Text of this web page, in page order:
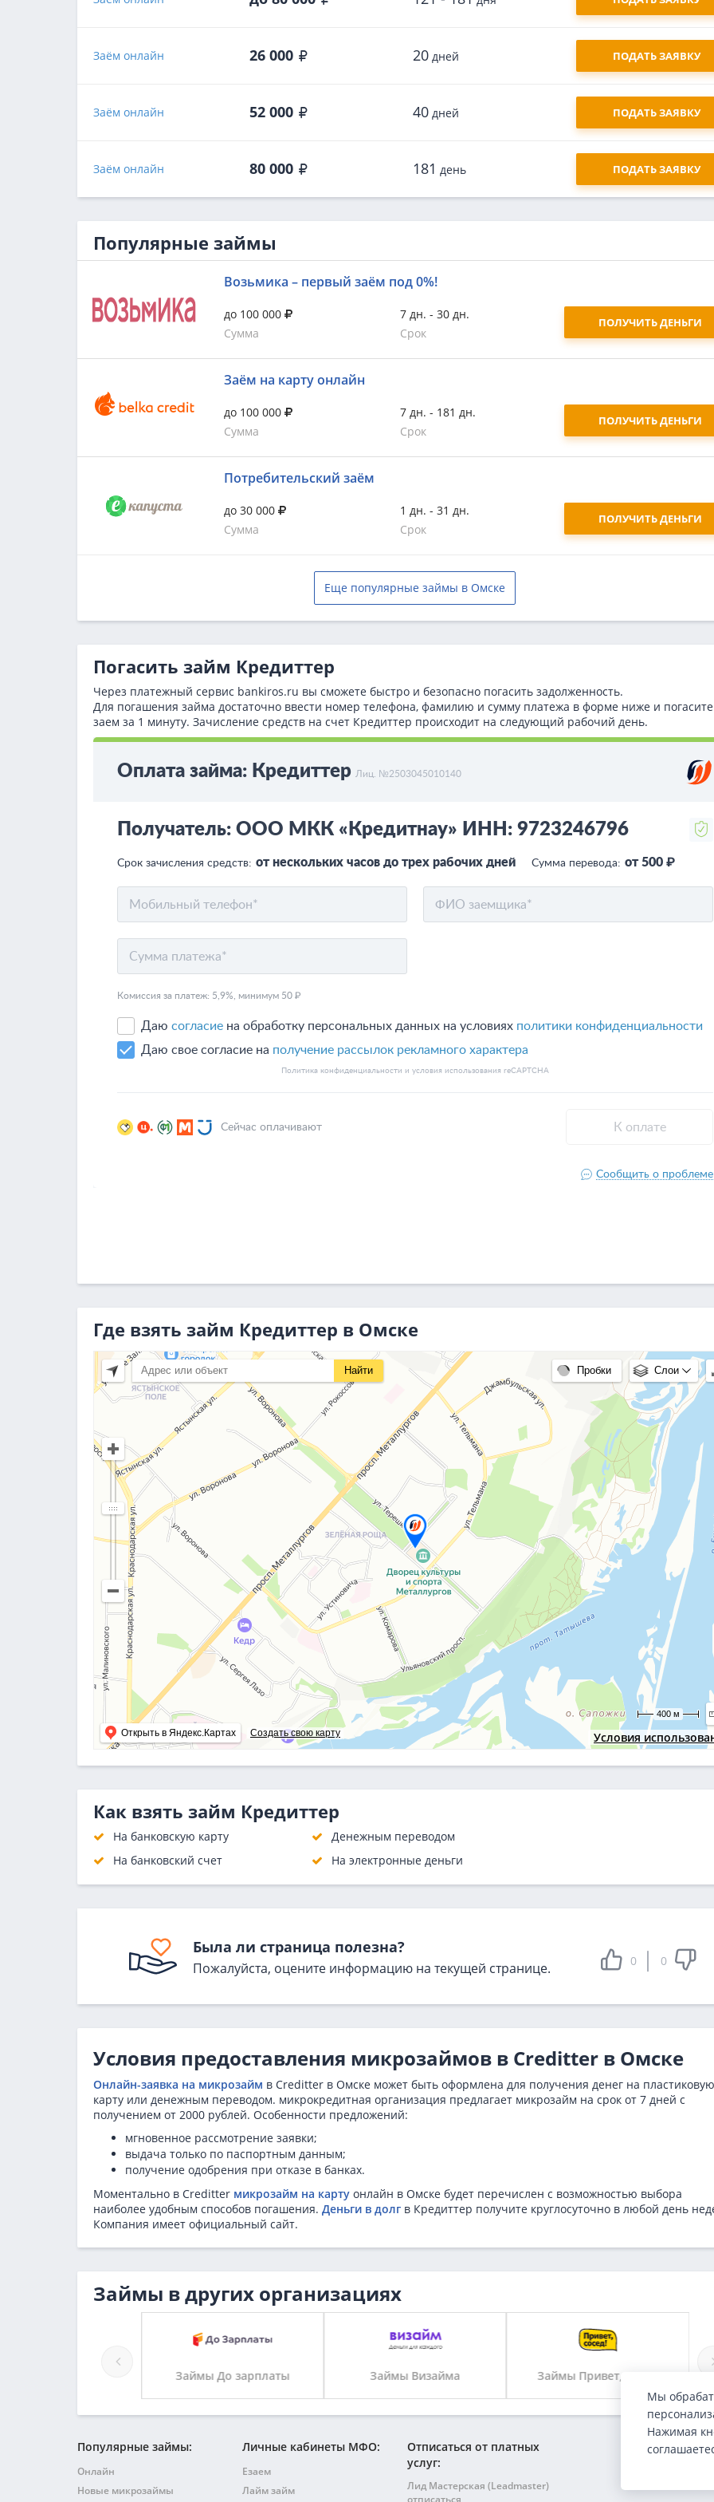
Заём онлайн 26 000 20 дней ПОДАТЬ ЗАЯВКУ
Заём онлайн 52 000 40 дней ПОДАТЬ ЗАЯВКУ
Заём онлайн 80 000 181 день ПОДАТЬ ЗАЯВКУ
Популярные займы
Возьмика – первый заём под 0%!
до 100 000
Сумма
7 дн. - 30 дн.
Срок
ПОЛУЧИТЬ ДЕНЬГИ
Заём на карту онлайн
до 100 000
Сумма
7 дн. - 181 дн.
Срок
ПОЛУЧИТЬ ДЕНЬГИ
Потребительский заём
до 30 000
Сумма
1 дн. - 31 дн.
Срок
ПОЛУЧИТЬ ДЕНЬГИ
Еще популярные займы в Омске
Погасить займ Кредиттер
Через платежный сервис bаnkiros.ru вы сможете быстро и безопасно погасить задолженность.
Для погашения займа достаточно ввести номер телефона, фамилию и сумму платежа в форме ниже и погасите
заем за 1 минуту. Зачисление средств на счет Кредиттер происходит на следующий рабочий день.
Где взять займ Кредиттер в Омске
Условия
Открыть в Яндекс.Картах Создать свою карту
Найти Пробки Слои
400 м
Как взять займ Кредиттер
На банковскую карту
На банковский счет
Денежным переводом
На электронные деньги
Была ли страница полезна?
Пожалуйста, оцените информацию на текущей странице. 0 0
Условия предоставления микрозаймов в Creditter в Омске
Онлайн-заявка на микрозайм в Creditter в Омске может быть оформлена для получения денег на пластиковую
карту или денежным переводом. микрокредитная организация предлагает микрозайм на срок от 7 дней с
получением от 2000 рублей. Особенности предложений:
мгновенное рассмотрение заявки;
выдача только по паспортным данным;
получение одобрения при отказе в банках.
Моментально в Creditter микрозайм на карту онлайн в Омске будет перечислен с возможностью выбора
наиболее удобным способов погашения. Деньги в долг в Кредиттер получите круглосуточно в любой день
Компания имеет официальный сайт.
Займы в других организациях
Займы До зарплаты Займы Визайма Займы Привет, сосед
Популярные займы:
Онлайн
Новые микрозаймы
Личные кабинеты МФО:
Езаем
Лайм займ
Отписаться от платных
услуг:
Лид Мастерская (Leadmaster)
отписаться
Мы
Нажимая